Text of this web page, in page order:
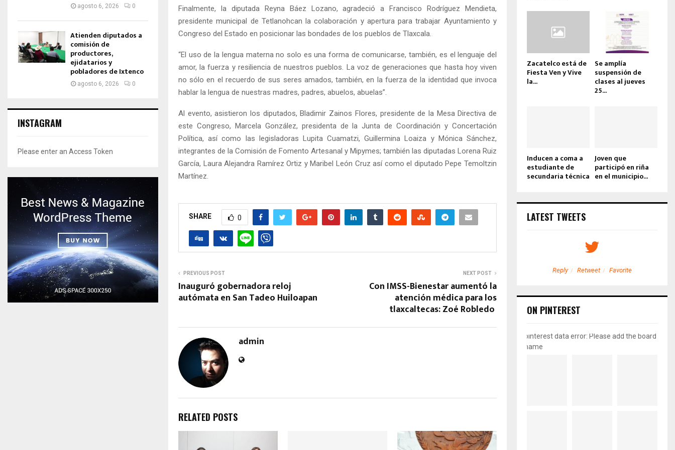
Finalmente, la diputada Reyna Báez Lozano, agradeció a Francisco Rodríguez Mendieta,
presidente municipal de Tetlanohcan la colaboración y apertura para trabajar Ayuntamiento y
Congreso del Estado en posicionar las bondades de los pueblos de Tlaxcala.
“El uso de la lengua materna no solo es una forma de comunicarse, también, es el lenguaje del
amor, la fuerza y resiliencia de nuestros pueblos. La voz de generaciones que hasta hoy viven
no sólo en el recuerdo de sus seres amados, también, en la fuerza de la identidad que invoca
hablar la lengua de nuestras madres, padres, abuelos, abuelas”.
Al evento, asistieron los diputados, Bladimir Zainos Flores, presidente de la Mesa Directiva de
este Congreso, Marcela González, presidenta de la Junta de Coordinación y Concertación
Política, así como las legisladoras Lupita Cuamatzi, Guillermina Loaiza y Mónica Sánchez,
integrantes de la Comisión de Fomento Artesanal y Mipymes; también las diputadas Lorena Ruiz
García, Laura Alejandra Ramírez Ortiz y Maribel León Cruz así como el diputado Pepe Temoltzin
Martínez.
SHARE 0
PREVIOUS POST
Inauguró gobernadora reloj
autómata en San Tadeo Huiloapan
NEXT POST
Con IMSS-Bienestar aumentó la
atención médica para los
tlaxcaltecas: Zoé Robledo
admin
RELATED POSTS
agosto 6, 2026 0
Atienden diputados a
comisión de
productores,
ejidatarios y
pobladores de Ixtenco
agosto 6, 2026 0
INSTAGRAM
Please enter an Access Token
Zacatelco está de
Fiesta Ven y Vive
la...
Se amplía
suspensión de
clases al jueves
25...
Inducen a coma a
estudiante de
secundaria técnica
Joven que
participó en riña
en el municipio...
LATEST TWEETS
Retweet Favorite Reply Retweet Favorite
ON PINTEREST
pinterest data error: Please add the board
name